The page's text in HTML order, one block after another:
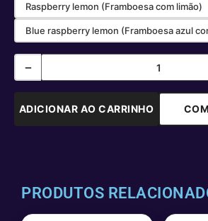
Raspberry lemon (Framboesa com limão)
Blue raspberry lemon (Framboesa azul
−
ADICIONAR AO CARRINHO
PRODUTOS